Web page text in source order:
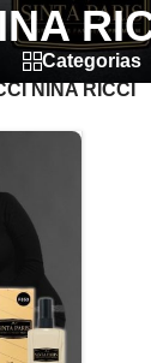
Categorias
NINA RICCI